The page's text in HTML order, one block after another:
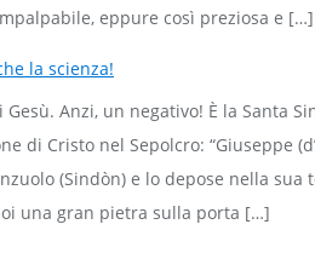
eppure così preziosa e […]
la scienza!
Anzi, un negativo! È la Santa
di Cristo nel Sepolcro: “Giuseppe
(Sindòn) e lo depose nella sua
una gran pietra sulla porta […]